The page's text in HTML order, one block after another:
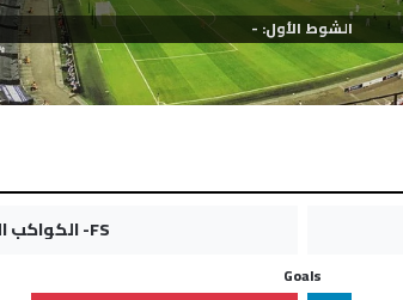
الشوط الأول: -
FS- الكواكب القنيطري AKK
Goals